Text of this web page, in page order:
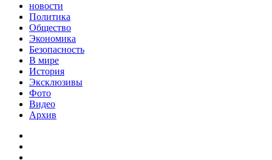
новости
Политика
Общество
Экономика
Безопасность
В мире
История
Эксклюзивы
Фото
Видео
Архив